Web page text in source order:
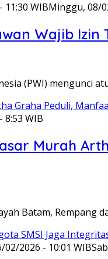
11:30 WIBMinggu, 08/
Wajib Izin
(PWI)
8:53 WIB
Murah
Batam,
02/2026 - 10:01 WIB